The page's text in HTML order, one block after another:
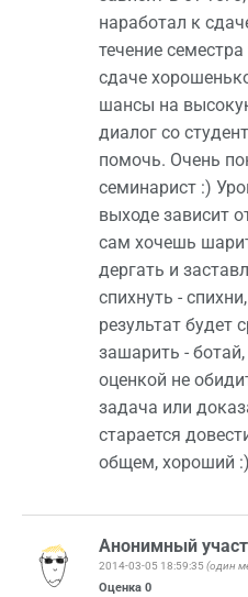
наработал к
течение
сдаче
шансы на
диалог со
помочь. Очень
семинарист :)
выходе зависит
сам хочешь
дергать и
спихнуть -
результат будет
зашарить -
оценкой не
задача или
старается
общем, хороший :)
Анонимный
2014-03-05 18:59:35 (один
Оценка 0